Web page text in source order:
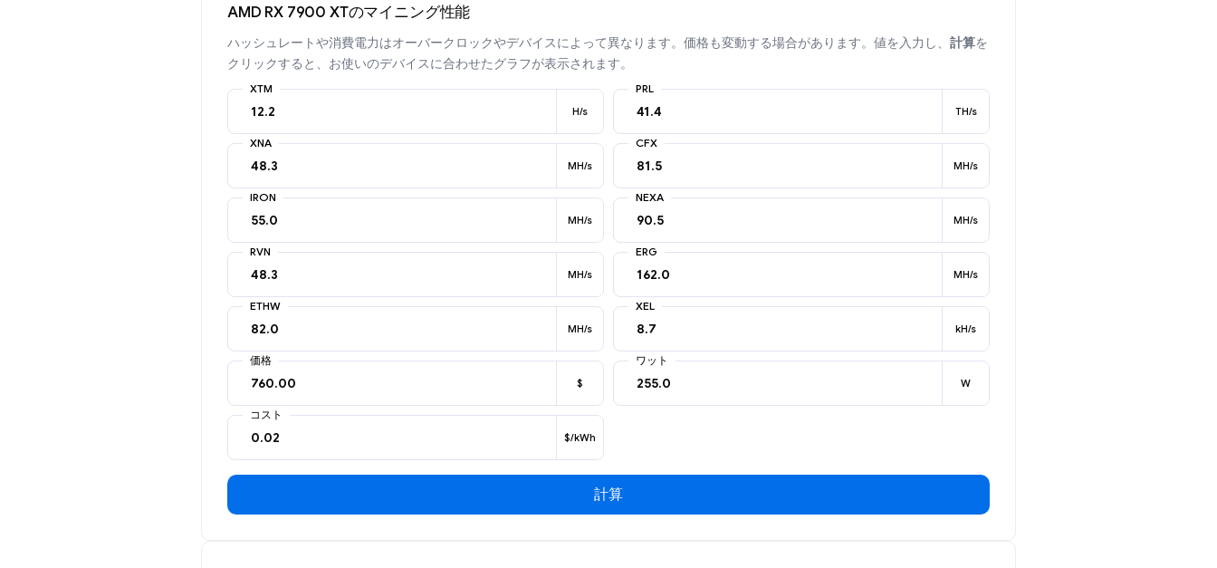
AMD RX 7900 XTのマイニング性能
ハッシュレートや消費電力はオーバークロックやデバイスによって異なります。価格も変動する場合があります。値を入力し、 計算を
クリックすると、お使いのデバイスに合わせたグラフが表示されます。
XTM
H/s
PRL
TH/s
XNA
MH/s
CFX
MH/s
IRON
MH/s
NEXA
MH/s
RVN
MH/s
ERG
MH/s
ETHW
MH/s
XEL
kH/s
価格
$
ワット
W
コスト
$/kWh
計算